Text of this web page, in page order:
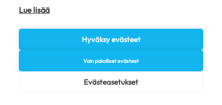
Lue lisää
Hyväksy evästeet
Vain pakolliset evästeet
Evästeasetukset